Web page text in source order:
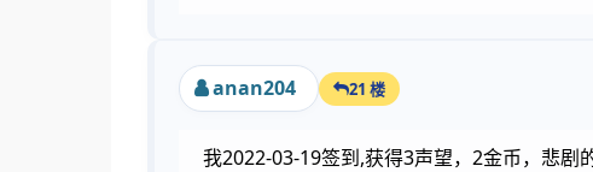
anan204 21 楼
我2022-03-19签到,获得3声望，2金币，悲剧